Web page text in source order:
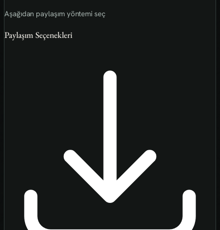
Aşağıdan paylaşım yöntemi seç
Paylaşım Seçenekleri